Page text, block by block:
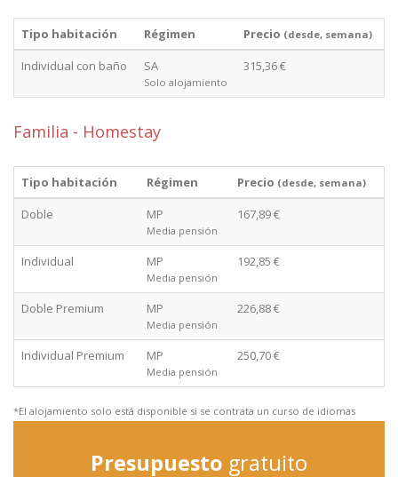
Tipo habitación Régimen Precio (desde, semana)
Individual con baño SA
Solo alojamiento
315,36 €
Familia - Homestay
Tipo habitación Régimen Precio (desde, semana)
Doble MP
Media pensión
167,89 €
Individual MP
Media pensión
192,85 €
Doble Premium MP
Media pensión
226,88 €
Individual Premium MP
Media pensión
250,70 €
*El alojamiento solo está disponible si se contrata un curso de idiomas
Presupuesto gratuito